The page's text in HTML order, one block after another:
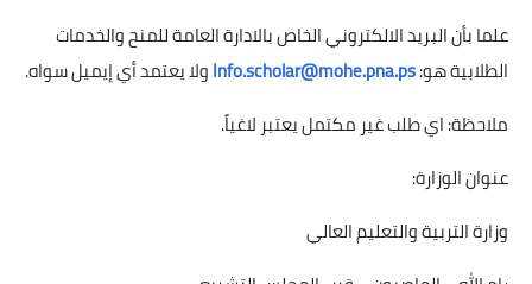
علما بأن البريد الالكتروني الخاص بالادارة العامة للمنح والخدمات
الطلابية هو:Info.scholar@mohe.pna.psولا يعتمد أي إيميل سواه.
ملاحظة: اي طلب غير مكتمل يعتبر لاغياً.
عنوان الوزارة:
وزارة التربية والتعليم العالي